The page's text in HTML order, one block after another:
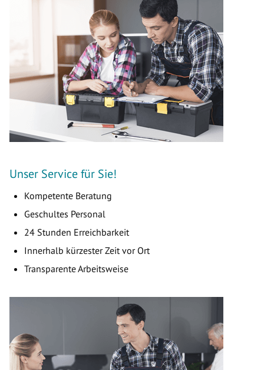
Unser Service für Sie!
Kompetente Beratung
Geschultes Personal
24 Stunden Erreichbarkeit
Innerhalb kürzester Zeit vor Ort
Transparente Arbeitsweise